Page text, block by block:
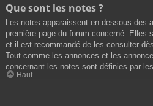
Que sont les notes ?
Les notes apparaissent en dessous des
première page du forum concerné. Elles
et il est recommandé de les consulter
Tout comme les annonces et les
concernant les notes sont définies par
Haut